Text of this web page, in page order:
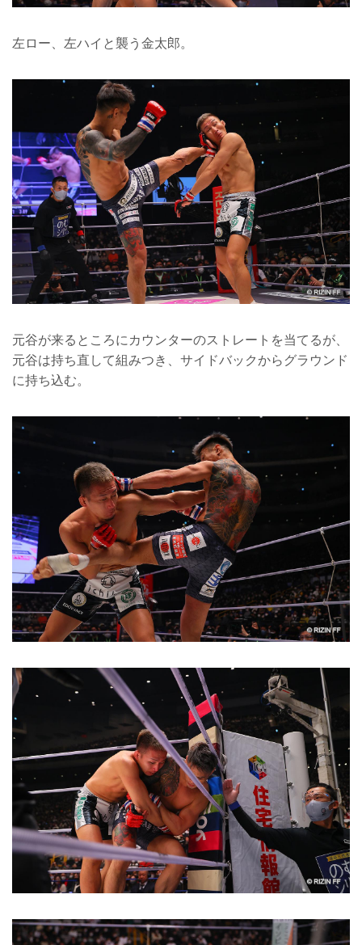
左ロー、左ハイと襲う金太郎。
元谷が来るところにカウンターのストレートを当てるが、
元谷は持ち直して組みつき、サイドバックからグラウンド
に持ち込む。